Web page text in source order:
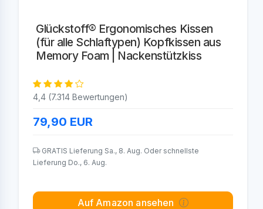
Glückstoff® Ergonomisches Kissen
(für alle Schlaftypen) Kopfkissen aus
Memory Foam | Nackenstützkiss
4,4 (7.314 Bewertungen)
79,90 EUR
GRATIS Lieferung Sa., 8. Aug. Oder schnellste
Lieferung Do., 6. Aug.
Auf Amazon ansehen